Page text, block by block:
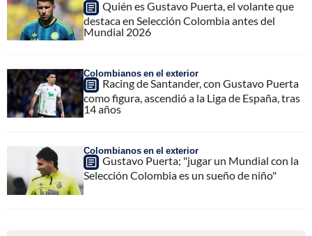
Quién es Gustavo Puerta, el volante que
destaca en Selección Colombia antes del
Mundial 2026
Colombianos en el exterior
Racing de Santander, con Gustavo Puerta
como figura, ascendió a la Liga de España, tras
14 años
Colombianos en el exterior
Gustavo Puerta; "jugar un Mundial con la
Selección Colombia es un sueño de niño"